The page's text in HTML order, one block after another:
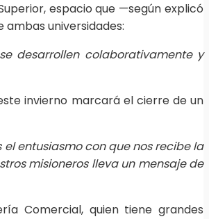
espacio que —según explicó
universidades:
desarrollen colaborativamente y
invierno marcará el cierre de un
entusiasmo con que nos recibe la
misioneros lleva un mensaje de
Comercial, quien tiene grandes